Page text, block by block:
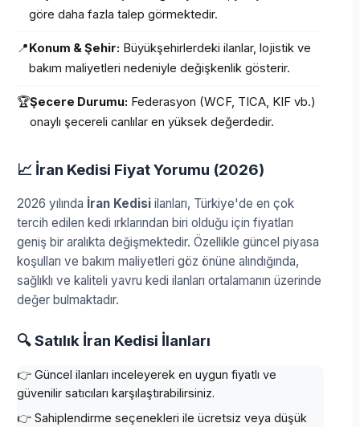
göre daha fazla talep görmektedir.
📍Konum & Şehir: Büyükşehirlerdeki ilanlar, lojistik ve
bakım maliyetleri nedeniyle değişkenlik gösterir.
🏆Şecere Durumu: Federasyon (WCF, TICA, KIF vb.)
onaylı şecereli canlılar en yüksek değerdedir.
📈 İran Kedisi Fiyat Yorumu (2026)
2026 yılında İran Kedisi ilanları, Türkiye'de en çok
tercih edilen kedi ırklarından biri olduğu için fiyatları
geniş bir aralıkta değişmektedir. Özellikle güncel piyasa
koşulları ve bakım maliyetleri göz önüne alındığında,
sağlıklı ve kaliteli yavru kedi ilanları ortalamanın üzerinde
değer bulmaktadır.
🔍 Satılık İran Kedisi İlanları
👉 Güncel ilanları inceleyerek en uygun fiyatlı ve
güvenilir satıcıları karşılaştırabilirsiniz.
👉 Sahiplendirme seçenekleri ile ücretsiz veya düşük